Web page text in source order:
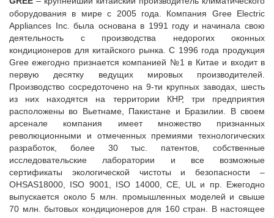
оборудования в мире с 2005 года. Компания Gree Electric
Appliances Inc. была основана в 1991 году и начинала свою
деятельность с производства недорогих оконных
кондиционеров для китайского рынка. С 1996 года продукция
Gree ежегодно признается компанией №1 в Китае и входит в
первую десятку ведущих мировых производителей.
Производство сосредоточено на 9-ти крупных заводах, шесть
из них находятся на территории КНР, три предприятия
расположены во Вьетнаме, Пакистане и Бразилии. В своем
арсенале компания имеет множество признанных
революционными и отмеченных премиями технологических
разработок, более 30 тыс. патентов, собственные
исследовательские лаборатории и все возможные
сертификаты экологической чистоты и безопасности –
OHSAS18000, ISO 9001, ISO 14000, CE, UL и пр. Ежегодно
выпускается около 5 млн. промышленных моделей и свыше
70 млн. бытовых кондиционеров для 160 стран. В настоящее